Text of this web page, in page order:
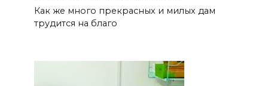
Как же много прекрасных и милых дам
трудится на благо